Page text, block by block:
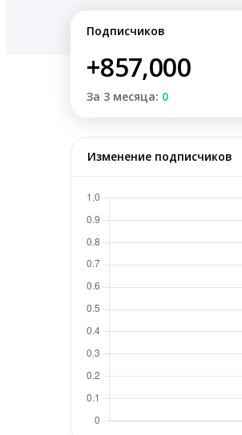
Подписчиков
+857,000
За 3 месяца: 0
Изменение подписчиков